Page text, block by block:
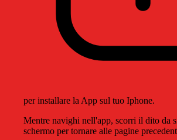
per installare la App sul tuo Iphone.
Mentre navighi nell'app, scorri il dito da
schermo per tornare alle pagine